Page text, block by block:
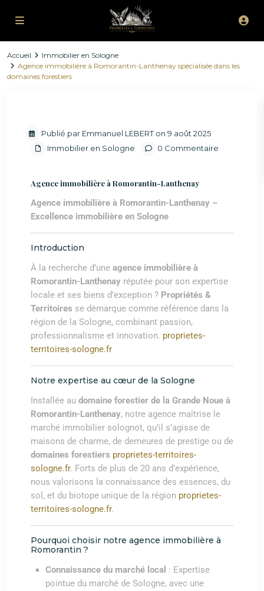
Accueil
Immobilier en Sologne
Agence immobilière à Romorantin-Lanthenay spécialisée dans les
domaines forestiers
Publié par Emmanuel LEBERT on 9 août 2025
Immobilier en Sologne
0 Commentaire
Agence immobilière à Romorantin-Lanthenay
Agence immobilière à Romorantin-Lanthenay –
Excellence immobilière en Sologne
Introduction
À la recherche d’une agence immobilière à
Romorantin-Lanthenay réputée pour son expertise
locale et ses biens d’exception ? Propriétés &
Territoires se démarque comme référence dans la
région de la Sologne, combinant passion,
professionnalisme et innovation. proprietes-
territoires-sologne.fr
Notre expertise au cœur de la Sologne
Installée au domaine forestier de la Grande Noue à
Romorantin-Lanthenay, notre agence maîtrise le
marché immobilier solognot, qu’il s’agisse de
maisons de charme, de demeures de prestige ou de
domaines forestiers proprietes-territoires-
sologne.fr. Forts de plus de 20 ans d’expérience,
nous valorisons la connaissance des essences, du
sol, et du biotope unique de la région proprietes-
territoires-sologne.fr.
Pourquoi choisir notre agence immobilière à
Romorantin ?
Connaissance du marché local : Expertise
pointue du marché de Sologne, avec une